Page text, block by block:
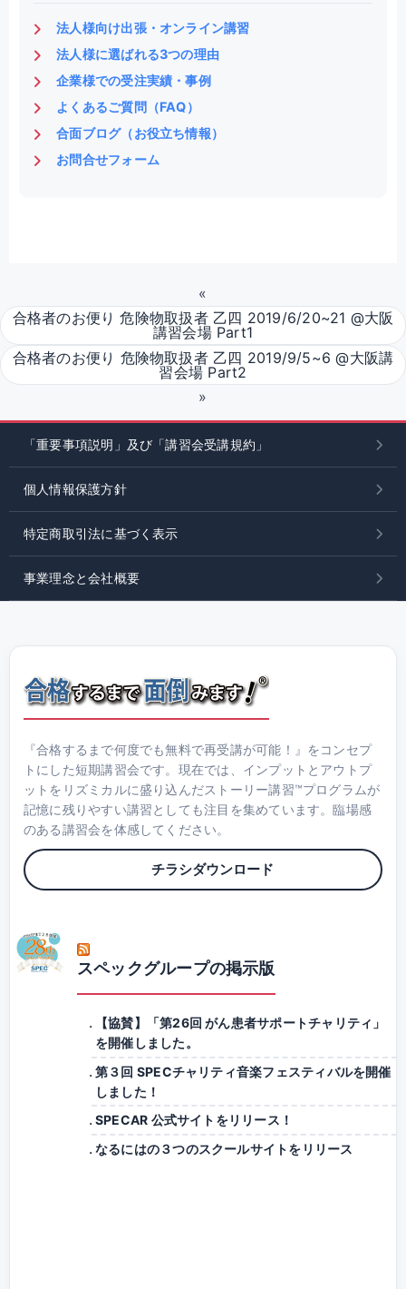
法人様向け出張・オンライン講習
法人様に選ばれる3つの理由
企業様での受注実績・事例
よくあるご質問（FAQ）
合面ブログ（お役立ち情報）
お問合せフォーム
«
合格者のお便り 危険物取扱者 乙四 2019/6/20~21 @大阪
講習会場 Part1
合格者のお便り 危険物取扱者 乙四 2019/9/5~6 @大阪講
習会場 Part2
»
「重要事項説明」及び「講習会受講規約」
個人情報保護方針
特定商取引法に基づく表示
事業理念と会社概要
『合格するまで何度でも無料で再受講が可能！』をコンセプ
トにした短期講習会です。現在では、インプットとアウトプ
ットをリズミカルに盛り込んだストーリー講習™プログラムが
記憶に残りやすい講習としても注目を集めています。臨場感
のある講習会を体感してください。
チラシダウンロード
スペックグループの掲示版
【協賛】「第26回 がん患者サポートチャリティ」
を開催しました。
第３回 SPECチャリティ音楽フェスティバルを開催
しました！
SPECAR 公式サイトをリリース！
なるにはの３つのスクールサイトをリリース